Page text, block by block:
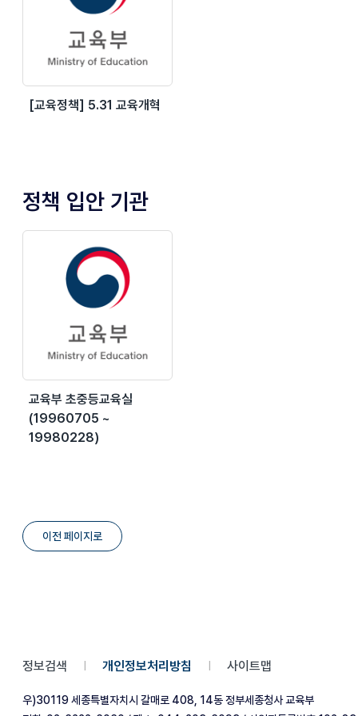
[교육정책] 5.31 교육개혁
정책 입안 기관
교육부 초중등교육실
(19960705 ~
19980228)
이전 페이지로
정보검색 개인정보처리방침 사이트맵
우)30119 세종특별자치시 갈매로 408, 14동 정부세종청사 교육부